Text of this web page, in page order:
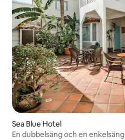
Sea Blue Hotel
En dubbelsäng och en enkelsäng